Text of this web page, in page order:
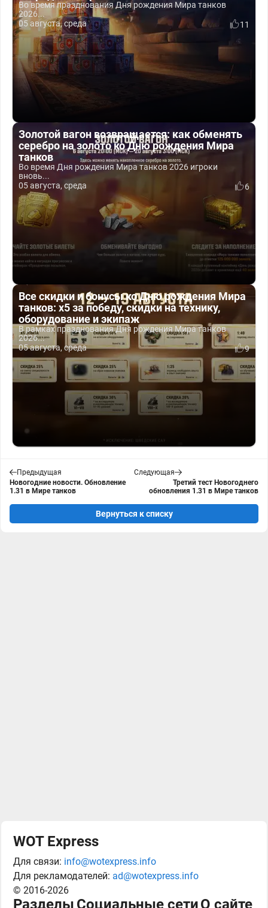
Во время празднования Дня рождения Мира танков
2026...
05 августа, среда
11
Золотой вагон возвращается: как обменять
серебро на золото ко Дню рождения Мира
танков
Во время Дня рождения Мира танков 2026 игроки
вновь...
05 августа, среда
6
Все скидки и бонусы ко Дню рождения Мира
танков: x5 за победу, скидки на технику,
оборудование и экипаж
В рамках празднования Дня рождения Мира танков
2026...
05 августа, среда
9
Предыдущая
Новогодние новости. Обновление
1.31 в Мире танков
Следующая
Третий тест Новогоднего
обновления 1.31 в Мире танков
Вернуться к списку
WOT Express
Для связи: info@wotexpress.info
Для рекламодателей: ad@wotexpress.info
© 2016-2026
Разделы Социальные сетиО сайте